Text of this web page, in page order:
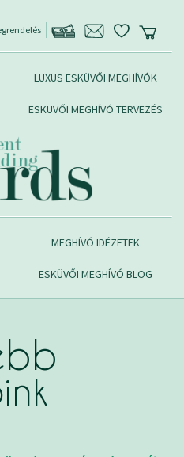
LUXUS ESKÜVŐI MEGHÍVÓK
ESKÜVŐI MEGHÍVÓ TERVEZÉS
MEGHÍVÓ IDÉZETEK
ESKÜVŐI MEGHÍVÓ BLOG